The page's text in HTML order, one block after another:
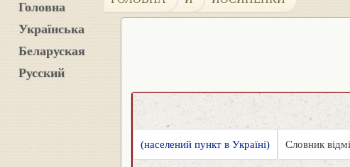
Головна
Українська
Беларуская
Русский
(населений пункт в Україні) Словник